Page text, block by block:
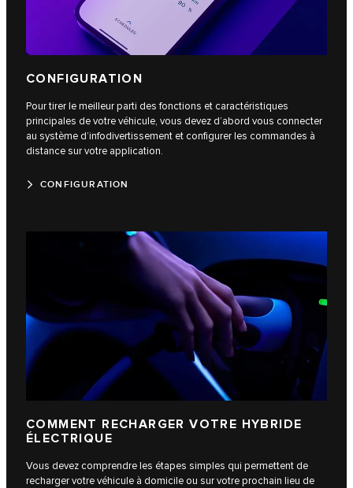
CONFIGURATION
Pour tirer le meilleur parti des fonctions et caractéristiques
principales de votre véhicule, vous devez d’abord vous connecter
au système d’infodivertissement et configurer les commandes à
distance sur votre application.
CONFIGURATION
COMMENT RECHARGER VOTRE HYBRIDE
ÉLECTRIQUE
Vous devez comprendre les étapes simples qui permettent de
recharger votre véhicule à domicile ou sur votre prochain lieu de